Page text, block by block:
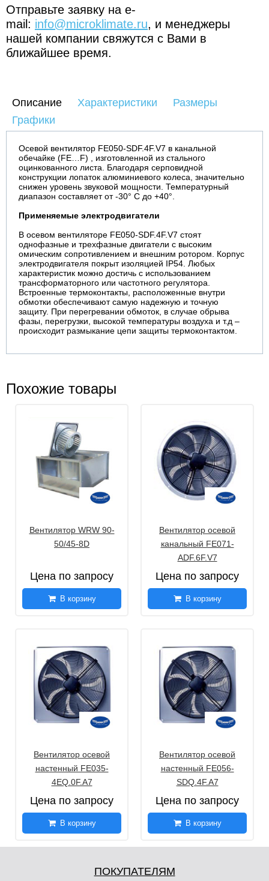
Отправьте заявку на e-
mail: info@microklimate.ru, и менеджеры
нашей компании свяжутся с Вами в
ближайшее время.
Описание Характеристики
Размеры
Графики
Осевой вентилятор FE050-SDF.4F.V7 в канальной
обечайке (FE…F) , изготовленной из стального
оцинкованного листа. Благодаря серповидной
конструкции лопаток алюминиевого колеса, значительно
снижен уровень звуковой мощности. Температурный
диапазон составляет от -30° С до +40°.
Применяемые электродвигатели
В осевом вентиляторе FE050-SDF.4F.V7 стоят
однофазные и трехфазные двигатели с высоким
омическим сопротивлением и внешним ротором. Корпус
электродвигателя покрыт изоляцией IP54. Любых
характеристик можно достичь с использованием
трансформаторного или частотного регулятора.
Встроенные термоконтакты, расположенные внутри
обмотки обеспечивают самую надежную и точную
защиту. При перегревании обмоток, в случае обрыва
фазы, перегрузки, высокой температуры воздуха и т.д –
происходит размыкание цепи защиты термоконтактом.
Похожие товары
Вентилятор WRW 90-
50/45-8D
Цена по запросу
В корзину
Вентилятор осевой
канальный FE071-
ADF.6F.V7
Цена по запросу
В корзину
Вентилятор осевой
настенный FE035-
4EQ.0F.A7
Цена по запросу
В корзину
Вентилятор осевой
настенный FE056-
SDQ.4F.A7
Цена по запросу
В корзину
ПОКУПАТЕЛЯМ